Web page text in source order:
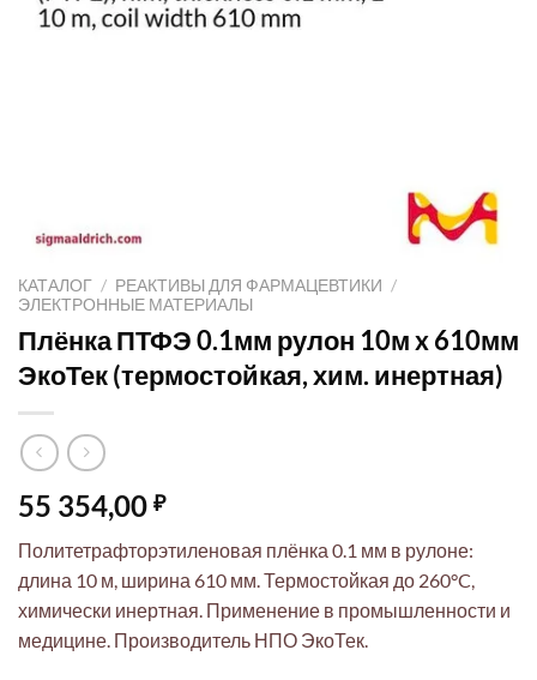
КАТАЛОГ / РЕАКТИВЫ ДЛЯ ФАРМАЦЕВТИКИ /
ЭЛЕКТРОННЫЕ МАТЕРИАЛЫ
Плёнка ПТФЭ 0.1мм рулон 10м x 610мм
ЭкоТек (термостойкая, хим. инертная)
55 354,00 ₽
Политетрафторэтиленовая плёнка 0.1 мм в рулоне:
длина 10 м, ширина 610 мм. Термостойкая до 260°C,
химически инертная. Применение в промышленности и
медицине. Производитель НПО ЭкоТек.